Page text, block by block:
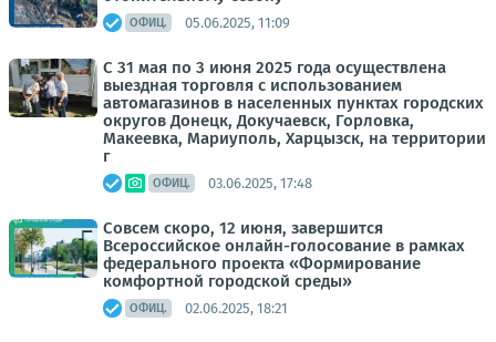
ОФИЦ. 05.06.2025, 11:09
С 31 мая по 3 июня 2025 года осуществлена
выездная торговля с использованием
автомагазинов в населенных пунктах городских
округов Донецк, Докучаевск, Горловка,
Макеевка, Мариуполь, Харцызск, на территории
г
ОФИЦ. 03.06.2025, 17:48
Совсем скоро, 12 июня, завершится
Всероссийское онлайн-голосование в рамках
федерального проекта «Формирование
комфортной городской среды»
ОФИЦ. 02.06.2025, 18:21